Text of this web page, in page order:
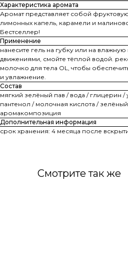
Характеристика аромата
Аромат представляет собой фруктовую
лимонных капель, карамели и
Бестселлер!
Применение
нанесите гель на губку или на
движениями, смойте тёплой водой.
молочко для тела OL, чтобы
и увлажнение.
Состав
мягкий зелёный пав / вода / глицерин
пантенол / молочная кислота /
аромакомпозиция
Дополнительная информация
срок хранения: 4 месяца после
Смотрите так же